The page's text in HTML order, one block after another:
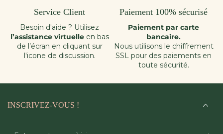
Service Client
Besoin d'aide ? Utilisez
l’assistance virtuelle en bas
de l’écran en cliquant sur
l'icone de discussion.
Paiement 100% sécurisé
Paiement par carte
bancaire.
Nous utilisons le chiffrement
SSL pour des paiements en
toute sécurité.
INSCRIVEZ-VOUS !